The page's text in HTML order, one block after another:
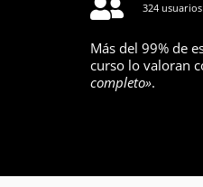
324
Más del 99% de
curso lo valoran
completo».